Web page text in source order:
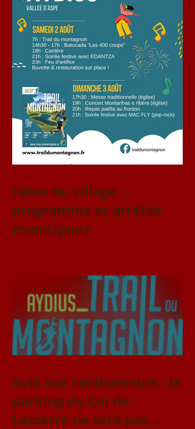
Fêtes du village :
programme et arrêtés
municipaux
Avis aux randonneurs - le
parking du Col de
Lasserre ne sera pas